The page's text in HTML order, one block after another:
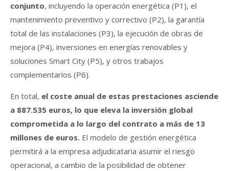
conjunto, incluyendo la operación energética (P1), el
mantenimiento preventivo y correctivo (P2), la garantía
total de las instalaciones (P3), la ejecución de obras de
mejora (P4), inversiones en energías renovables y
soluciones Smart City (P5), y otros trabajos
complementarios (P6).
En total, el coste anual de estas prestaciones asciende
a 887.535 euros, lo que eleva la inversión global
comprometida a lo largo del contrato a más de 13
millones de euros. El modelo de gestión energética
permitirá a la empresa adjudicataria asumir el riesgo
operacional, a cambio de la posibilidad de obtener